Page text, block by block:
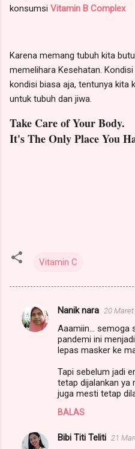
konsumsi Vitamin B Complex
Karena memang tubuh kita
memelihara Kesehatan.
kondisi biasa aja, tentunya kita
untuk tubuh dan jiwa.
Take Care of Your Body.
It's The Only Place You
Vitamin C
K
Nanik nara 20
Aaamiin... semoga
pandemi ini
lepas masker ke
Tapi sebelum jadi
tetap dijalankan ya
juga mesti tetap
BALAS
Bibi Titi Teliti 21